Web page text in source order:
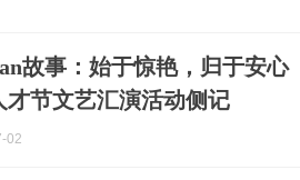
故事：始于惊艳，归于安心
节文艺汇演活动侧记
02